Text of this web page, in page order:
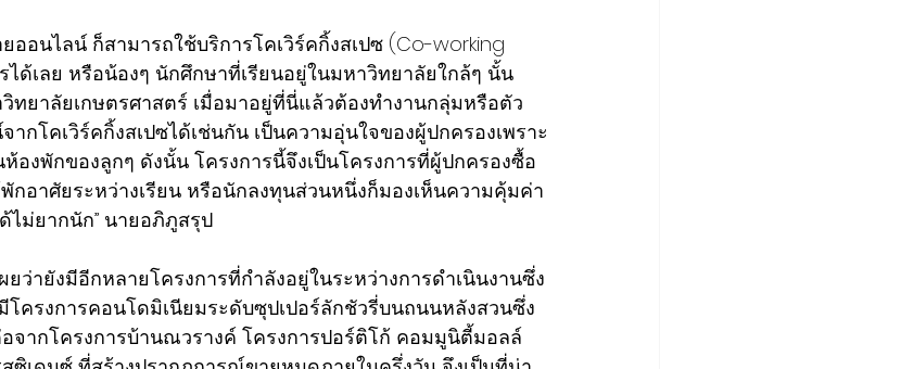
ออนไลน์ ก็สามารถใช้บริการโคเวิร์คกิ้งสเปซ (Co-working
ด้เลย หรือน้องๆ นักศึกษาที่เรียนอยู่ในมหาวิทยาลัยใกล้ๆ นั้น
ทยาลัยเกษตรศาสตร์ เมื่อมาอยู่ที่นี่แล้วต้องทำงานกลุ่มหรือตัว
กโคเวิร์คกิ้งสเปซได้เช่นกัน เป็นความอุ่นใจของผู้ปกครองเพราะ
องพักของลูกๆ ดังนั้น โครงการนี้จึงเป็นโครงการที่ผู้ปกครองซื้อ
กอาศัยระหว่างเรียน หรือนักลงทุนส่วนหนึ่งก็มองเห็นความคุ้มค่า
ไม่ยากนัก” นายอภิภูสรุป
ว่ายังมีอีกหลายโครงการที่กำลังอยู่ในระหว่างการดำเนินงานซึ่ง
ครงการคอนโดมิเนียมระดับซุปเปอร์ลักชัวรี่บนถนนหลังสวนซึ่ง
จากโครงการบ้านณวรางค์ โครงการปอร์ติโก้ คอมมูนิตี้มอลล์